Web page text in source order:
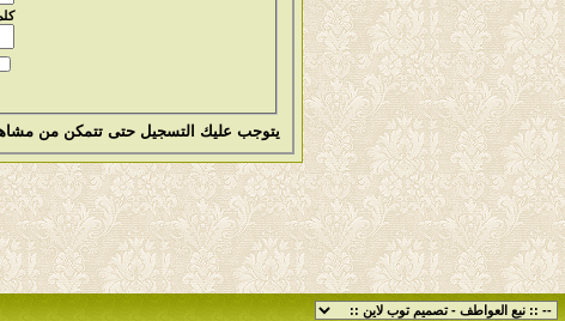
يتوجب عليك التسجيل حتى تتمكن من